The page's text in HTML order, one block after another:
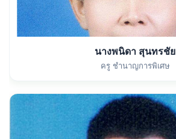
นางพนิดา สุนทรชัย
ครู ชำนาญการพิเศษ